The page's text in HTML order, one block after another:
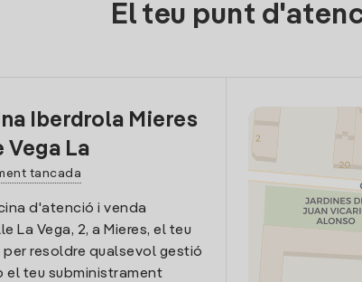
El teu punt
Iberdrola Mieres
Vega La
tancada
d'atenció i venda
La Vega, 2, a Mieres, el teu
resoldre qualsevol gestió
el teu subministrament